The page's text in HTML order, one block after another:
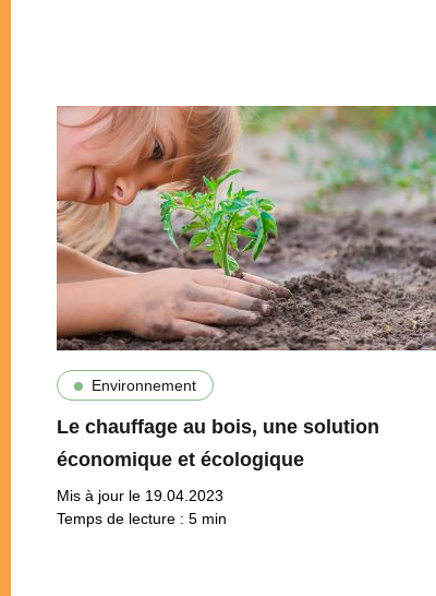
Environnement
Le chauffage au bois, une solution
économique et écologique
Mis à jour le 19.04.2023
Temps de lecture : 5 min